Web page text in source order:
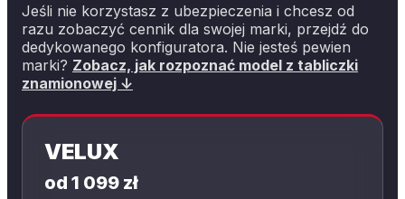
Jeśli nie korzystasz z ubezpieczenia i chcesz od
razu zobaczyć cennik dla swojej marki, przejdź do
dedykowanego konfiguratora. Nie jesteś pewien
marki? Zobacz, jak rozpoznać model z tabliczki
znamionowej ↓
VELUX
od 1 099 zł